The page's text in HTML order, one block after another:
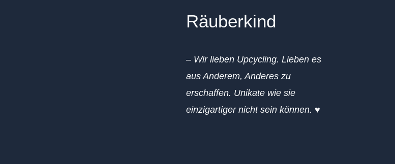
Räuberkind
– Wir lieben Upcycling. Lieben es
aus Anderem, Anderes zu
erschaffen. Unikate wie sie
einzigartiger nicht sein können. ♥